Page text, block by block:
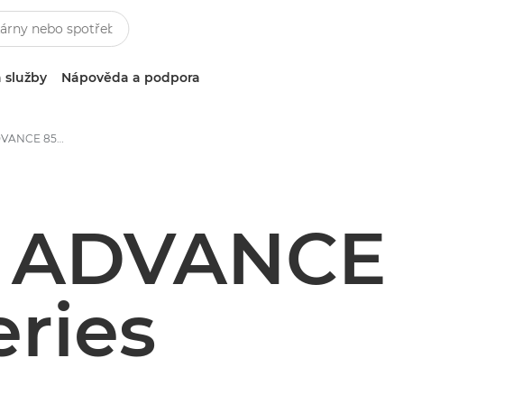
služby Nápověda a podpora
imageRUNNER ADVANCE 8500 II Series